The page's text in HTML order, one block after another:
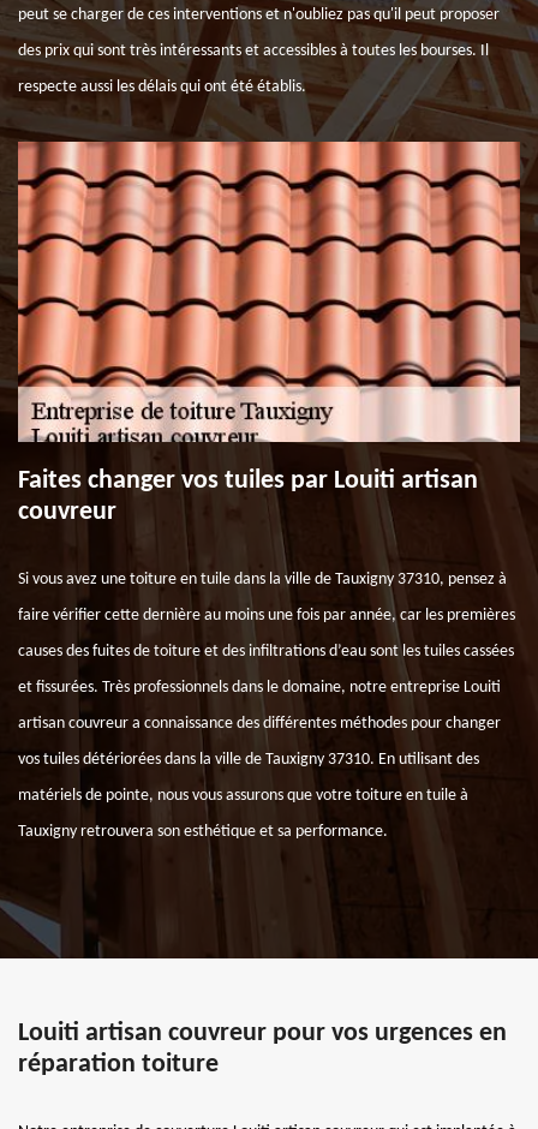
peut se charger de ces interventions et n'oubliez pas qu'il peut proposer
des prix qui sont très intéressants et accessibles à toutes les bourses. Il
respecte aussi les délais qui ont été établis.
Faites changer vos tuiles par Louiti artisan
couvreur
Si vous avez une toiture en tuile dans la ville de Tauxigny 37310, pensez à
faire vérifier cette dernière au moins une fois par année, car les premières
causes des fuites de toiture et des infiltrations d’eau sont les tuiles cassées
et fissurées. Très professionnels dans le domaine, notre entreprise Louiti
artisan couvreur a connaissance des différentes méthodes pour changer
vos tuiles détériorées dans la ville de Tauxigny 37310. En utilisant des
matériels de pointe, nous vous assurons que votre toiture en tuile à
Tauxigny retrouvera son esthétique et sa performance.
Louiti artisan couvreur pour vos urgences en
réparation toiture